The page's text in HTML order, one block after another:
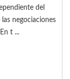
del
negociaciones
t ...